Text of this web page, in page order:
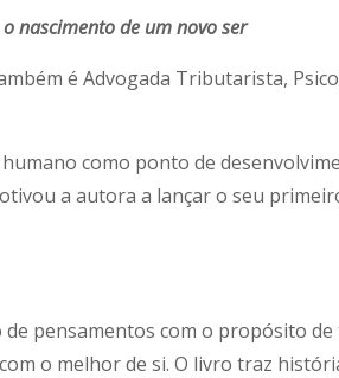
nascimento de um novo ser
é Advogada Tributarista,
como ponto de
a autora a lançar o seu
de pensamentos com o propósito
o melhor de si. O livro traz